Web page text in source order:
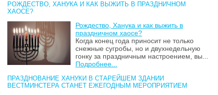
РОЖДЕСТВО, ХАНУКА И КАК ВЫЖИТЬ В ПРАЗДНИЧНОМ
ХАОСЕ?
Рождество, Ханука и как выжить в
праздничном хаосе?
Когда конец года приносит не только
снежные сугробы, но и двухнедельную
гонку за праздничным настроением, вы...
Подробнее...
ПРАЗДНОВАНИЕ ХАНУКИ В СТАРЕЙШЕМ ЗДАНИИ
ВЕСТМИНСТЕРА СТАНЕТ ЕЖЕГОДНЫМ МЕРОПРИЯТИЕМ